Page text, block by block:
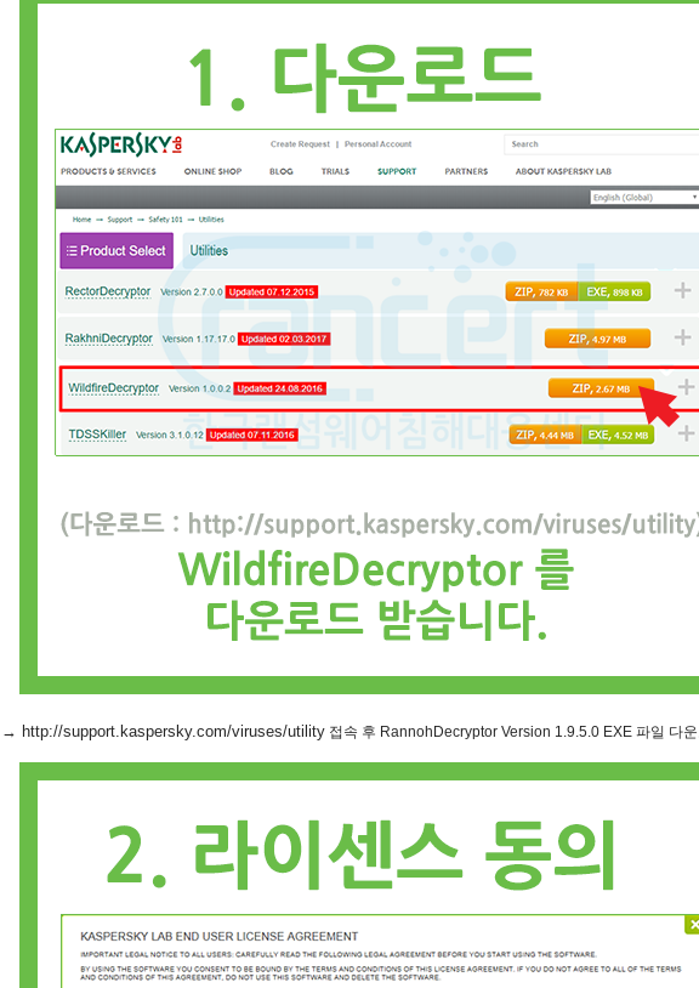
→ http://support.kaspersky.com/viruses/utility 접속 후 RannohDecryptor Version 1.9.5.0 EXE 파일 다